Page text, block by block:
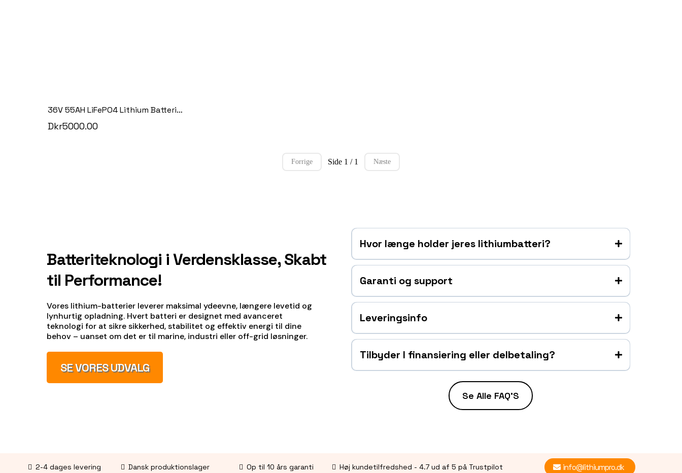
36V 55AH LiFePO4 Lithium Batteri STÅL
Dkr5000.00
Forrige Side 1 / 1 Næste
Batteriteknologi i Verdensklasse, Skabt
til Performance!
Vores lithium-batterier leverer maksimal ydeevne, længere levetid og
lynhurtig opladning. Hvert batteri er designet med avanceret
teknologi for at sikre sikkerhed, stabilitet og effektiv energi til dine
behov – uanset om det er til marine, industri eller off-grid løsninger.
SE VORES UDVALG
Hvor længe holder jeres lithiumbatteri?
Garanti og support
Leveringsinfo
Tilbyder I finansiering eller delbetaling?
Delbetaling – Eksempel: 100.000 kr. over 5 måneder = 20.000 kr./md
Køb nu, betal senere – Tilbydes med Klarna
Ingen skjulte gebyrer – Transparent og enkel betalingsløsning
Se Alle FAQ'S
2-4 dages levering Dansk produktionslager Op til 10 års garanti Høj kundetilfredshed - 4.7 ud af 5 på Trustpilot info@lithiumpro.dk